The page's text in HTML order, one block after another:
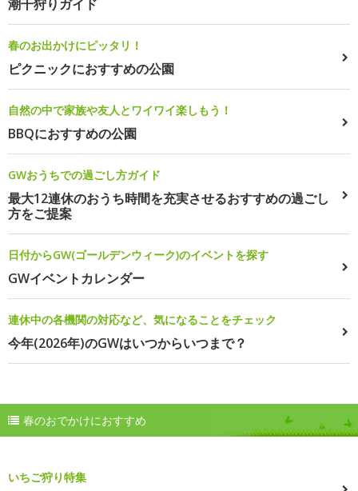
潮干狩りガイド
春のお出かけにピッタリ！
ピクニックにおすすめの公園
自然の中で家族や友人とワイワイ楽しもう！
BBQにおすすめの公園
GWおうちでの過ごし方ガイド
最大12連休のおうち時間を充実させるおすすめの過ごし
方をご提案
日付からGW(ゴールデンウィーク)のイベントを探す
GWイベントカレンダー
連休中の各機関の対応など、気になることをチェック
今年(2026年)のGWはいつからいつまで？
春のおでかけにおすすめ
いちご狩り特集